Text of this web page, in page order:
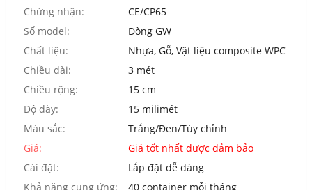
Chứng nhận:
CE/CP65
Số model:
Dòng GW
Chất liệu:
Nhựa, Gỗ, Vật liệu composite WPC
Chiều dài:
3 mét
Chiều rộng:
15 cm
Độ dày:
15 milimét
Màu sắc:
Trắng/Đen/Tùy chỉnh
Giá:
Giá tốt nhất được đảm bảo
Cài đặt:
Lắp đặt dễ dàng
Khả năng cung ứng:
40 container mỗi tháng